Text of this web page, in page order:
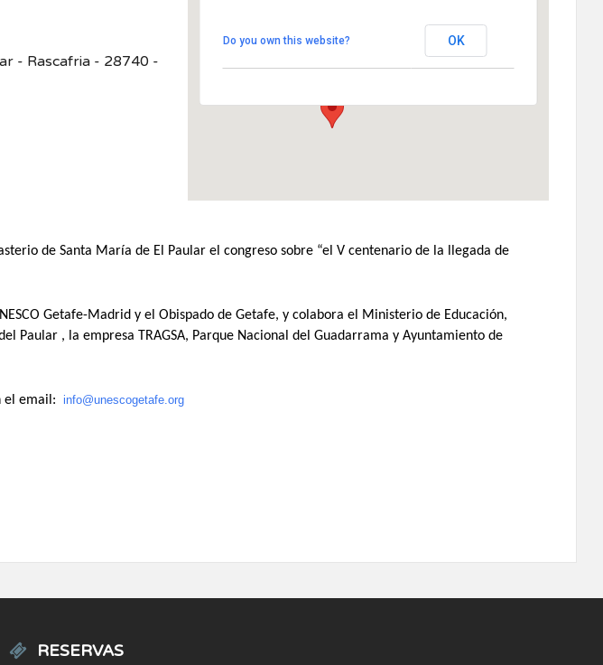
Monasterio de Santa María de El Paular -
Rascafria
Do you own this website? OK
- Rascafria - 28740 -
de Santa María de El Paular el congreso sobre “el V centenario de la llegada de
Getafe-Madrid y el Obispado de Getafe, y colabora el Ministerio de Educación,
Paular , la empresa TRAGSA, Parque Nacional del Guadarrama y Ayuntamiento de
el email: info@unescogetafe.org
RESERVAS